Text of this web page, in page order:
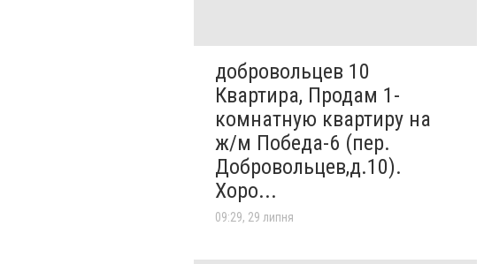
добровольцев 10
Квартира, Продам 1-
комнатную квартиру на
ж/м Победа-6 (пер.
Добровольцев,д.10).
Хоро...
09:29, 29 липня